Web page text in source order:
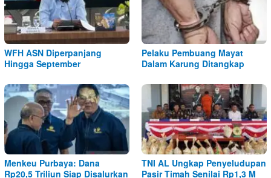
WFH ASN Diperpanjang
Hingga September
Pelaku Pembuang Mayat
Dalam Karung Ditangkap
Menkeu Purbaya: Dana
Rp20,5 Triliun Siap Disalurkan
TNI AL Ungkap Penyeludupan
Pasir Timah Senilai Rp1,3 M